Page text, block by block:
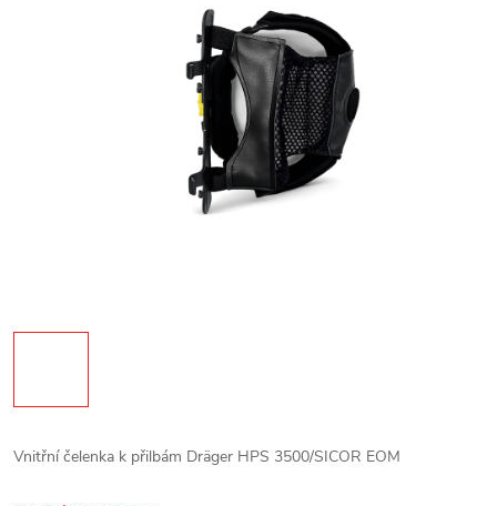
Vnitřní čelenka k přilbám Dräger HPS 3500/SICOR EOM